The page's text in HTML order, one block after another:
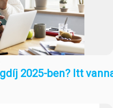
2025-ben? Itt